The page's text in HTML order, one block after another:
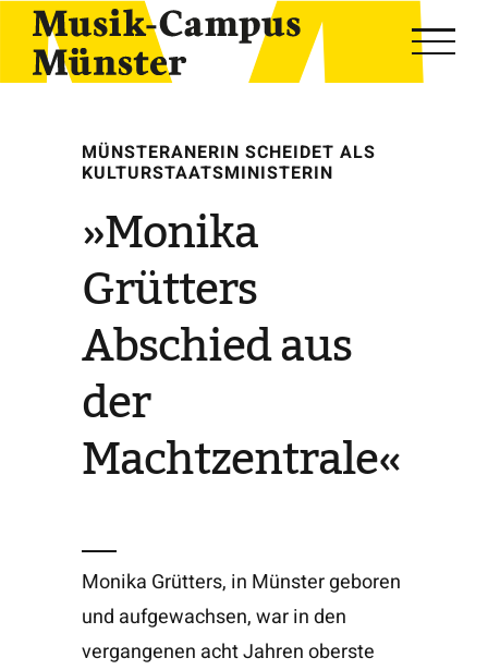
Skip
content
MÜNSTERANERIN SCHEIDET ALS
KULTURSTAATSMINISTERIN
»Monika
Grütters
Abschied aus
der
Machtzentrale«
Monika Grütters, in Münster geboren
und aufgewachsen, war in den
vergangenen acht Jahren oberste